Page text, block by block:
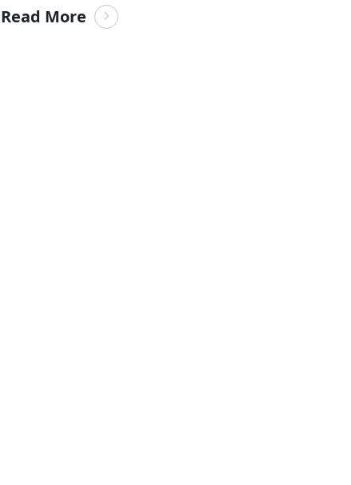
Read More